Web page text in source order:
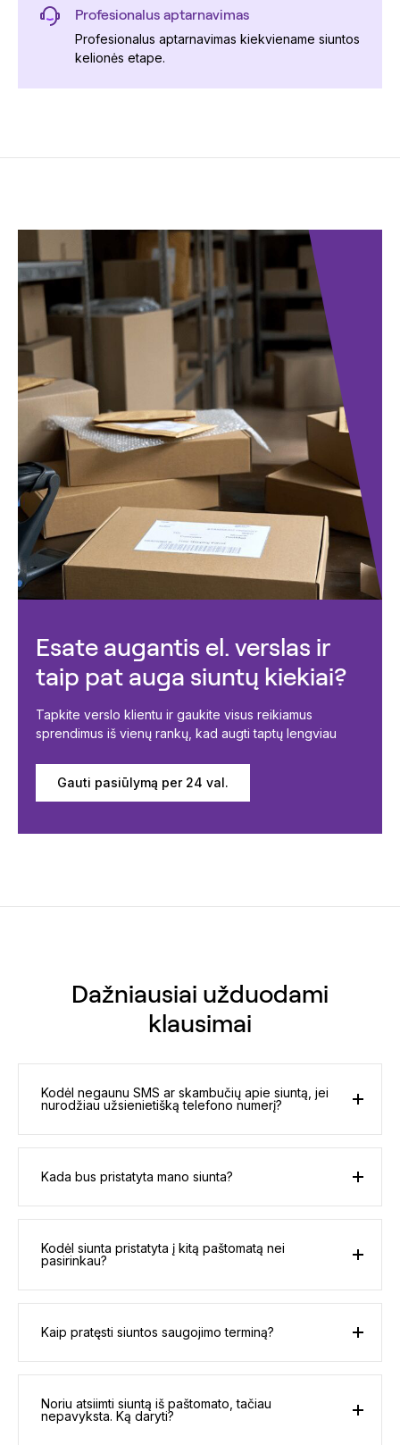
Profesionalus aptarnavimas
Profesionalus aptarnavimas kiekviename siuntos
kelionės etape.
Esate augantis el. verslas ir
taip pat auga siuntų kiekiai?
Tapkite verslo klientu ir gaukite visus reikiamus
sprendimus iš vienų rankų, kad augti taptų lengviau
Gauti pasiūlymą per 24 val.
Dažniausiai užduodami
klausimai
Kodėl negaunu SMS ar skambučių apie siuntą, jei
nurodžiau užsienietišką telefono numerį?
Kada bus pristatyta mano siunta?
Kodėl siunta pristatyta į kitą paštomatą nei
pasirinkau?
Kaip pratęsti siuntos saugojimo terminą?
Noriu atsiimti siuntą iš paštomato, tačiau
nepavyksta. Ką daryti?